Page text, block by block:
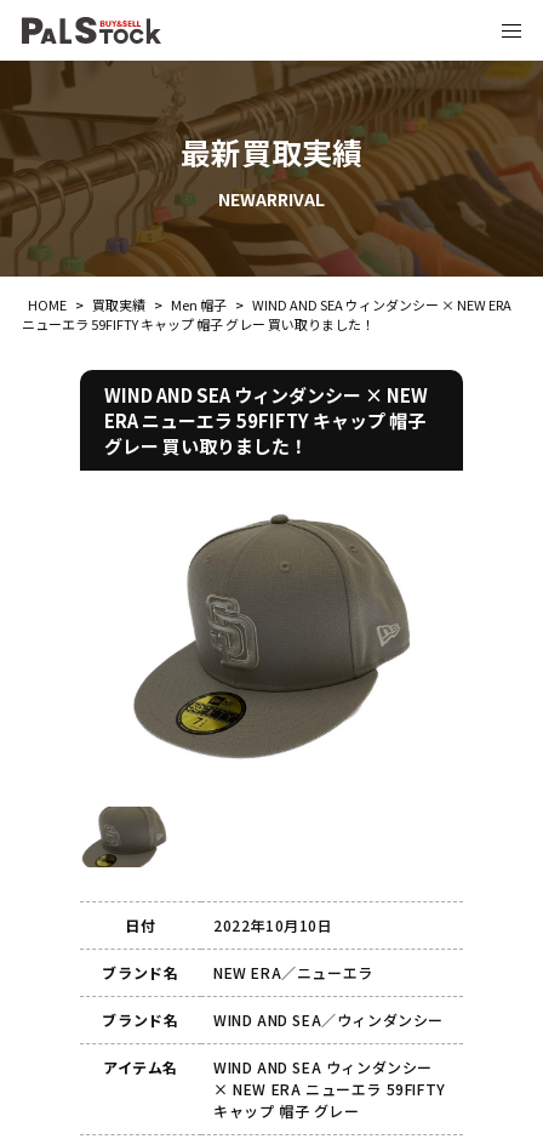
最新買取実績
NEWARRIVAL
HOME > 買取実績 > Men 帽子 > WIND AND SEA ウィンダンシー × NEW ERA
ニューエラ 59FIFTY キャップ 帽子 グレー 買い取りました！
WIND AND SEA ウィンダンシー × NEW
ERA ニューエラ 59FIFTY キャップ 帽子
グレー 買い取りました！
日付 2022年10月10日
ブランド名 NEW ERA／ニューエラ
ブランド名 WIND AND SEA／ウィンダンシー
アイテム名
WIND AND SEA ウィンダンシー
× NEW ERA ニューエラ 59FIFTY
キャップ 帽子 グレー